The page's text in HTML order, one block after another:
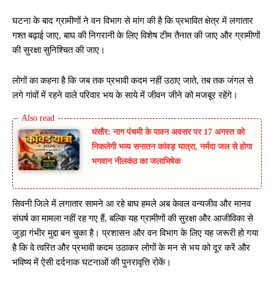
घटना के बाद ग्रामीणों ने वन विभाग से मांग की है कि प्रभावित क्षेत्र में लगातार
गश्त बढ़ाई जाए, बाघ की निगरानी के लिए विशेष टीम तैनात की जाए और ग्रामीणों
की सुरक्षा सुनिश्चित की जाए।
लोगों का कहना है कि जब तक प्रभावी कदम नहीं उठाए जाते, तब तक जंगल से
लगे गांवों में रहने वाले परिवार भय के साये में जीवन जीने को मजबूर रहेंगे।
घंसौर: नाग पंचमी के पावन अवसर पर 17 अगस्त को
निकलेगी भव्य सनातन कांवड़ यात्रा, नर्मदा जल से होगा
भगवान नीलकंठ का जलाभिषेक
सिवनी जिले में लगातार सामने आ रहे बाघ हमले अब केवल वन्यजीव और मानव
संघर्ष का मामला नहीं रह गए हैं, बल्कि यह ग्रामीणों की सुरक्षा और आजीविका से
जुड़ा गंभीर मुद्दा बन चुका है। प्रशासन और वन विभाग के लिए यह जरूरी हो गया
है कि वे त्वरित और प्रभावी कदम उठाकर लोगों के मन से भय को दूर करें और
भविष्य में ऐसी दर्दनाक घटनाओं की पुनरावृत्ति रोकें।